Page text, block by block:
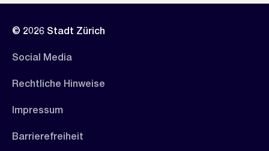
© 2026 Stadt Zürich
Social Media
Rechtliche Hinweise
Impressum
Barrierefreiheit